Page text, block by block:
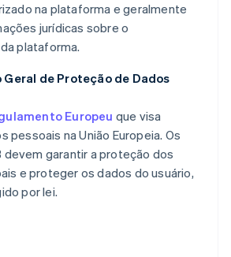
na plataforma e geralmente
jurídicas sobre o
plataforma.
de Proteção de Dados
Europeu que visa
pessoais na União Europeia. Os
devem garantir a proteção dos
e proteger os dados do usuário,
por lei.